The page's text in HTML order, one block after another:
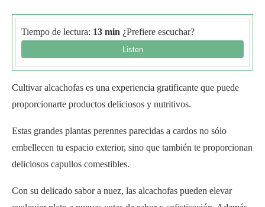
Tiempo de lectura: 13 min ¿Prefiere escuchar?
Cultivar alcachofas es una experiencia gratificante que puede
proporcionarte productos deliciosos y nutritivos.
Estas grandes plantas perennes parecidas a cardos no sólo
embellecen tu espacio exterior, sino que también te proporcionan
deliciosos capullos comestibles.
Con su delicado sabor a nuez, las alcachofas pueden elevar